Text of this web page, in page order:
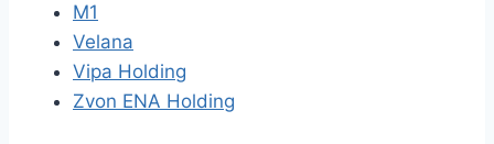
M1
Velana
Vipa Holding
Zvon ENA Holding